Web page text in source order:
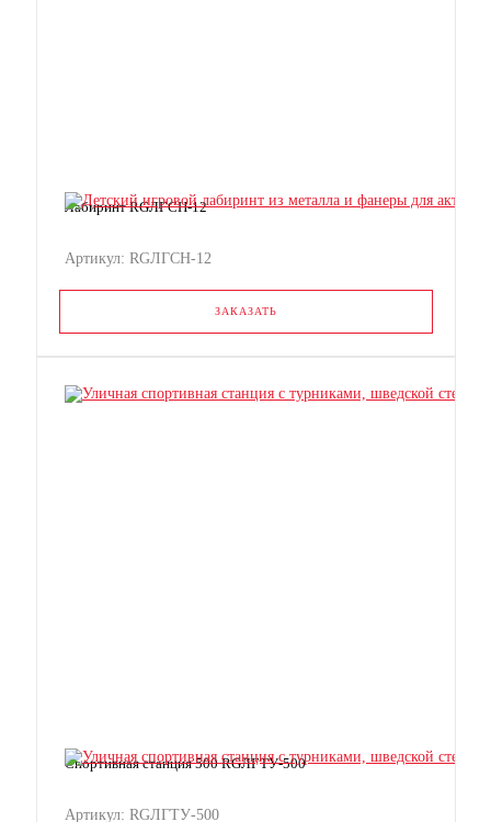
Лабиринт RGЛГСН-12
Артикул: RGЛГСН-12
ЗАКАЗАТЬ
Спортивная станция 500 RGЛГТУ-500
Артикул: RGЛГТУ-500